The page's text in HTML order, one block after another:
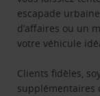
escapade
d’affaires ou un
votre véhicule
Clients fidèles,
supplémentaires